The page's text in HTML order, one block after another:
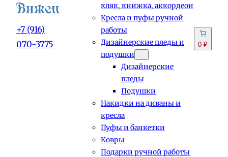
+7 (916)
070-3775
кляк, книжка, аккордеон
Кресла и пуфы ручной
работы
Дизайнерские пледы и
подушки
Дизайнерские
пледы
Подушки
Накидки на диваны и
кресла
Пуфы и банкетки
Ковры
Подарки ручной работы
0 ₽